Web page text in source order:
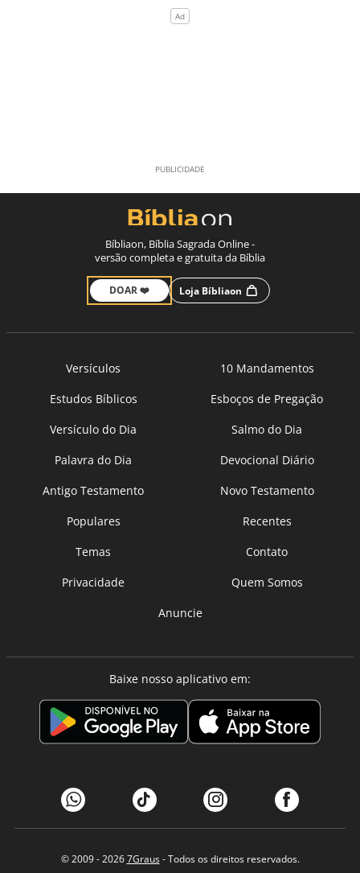
Bíbliaon, Bíblia Sagrada Online -
versão completa e gratuita da Bíblia
DOAR ❤️ Loja Bíbliaon
Versículos
10 Mandamentos
Estudos Bíblicos
Esboços de Pregação
Versículo do Dia
Salmo do Dia
Palavra do Dia
Devocional Diário
Antigo Testamento
Novo Testamento
Populares
Recentes
Temas
Contato
Privacidade
Quem Somos
Anuncie
Baixe nosso aplicativo em:
© 2009 - 20267Graus- Todos os direitos reservados.